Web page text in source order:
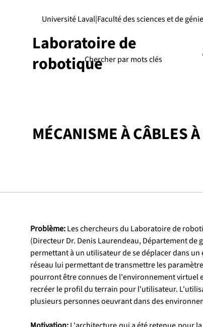
Laboratoire de
robotique
|
Université Laval Faculté des sciences et de génie
MÉCANISME À CÂBLES
Problème: Les chercheurs du Laboratoire de
(Directeur Dr. Denis Laurendeau, Département
permettant à un utilisateur de se déplacer dans
réseau lui permettant de transmettre les
pourront être connues de l'environnement virtuel
recréer le profil du terrain pour l'utilisateur.
plusieurs personnes oeuvrant dans des